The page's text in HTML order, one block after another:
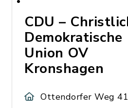
CDU –
Demokratische
Union OV
Kronshagen
Ottendorfer Weg